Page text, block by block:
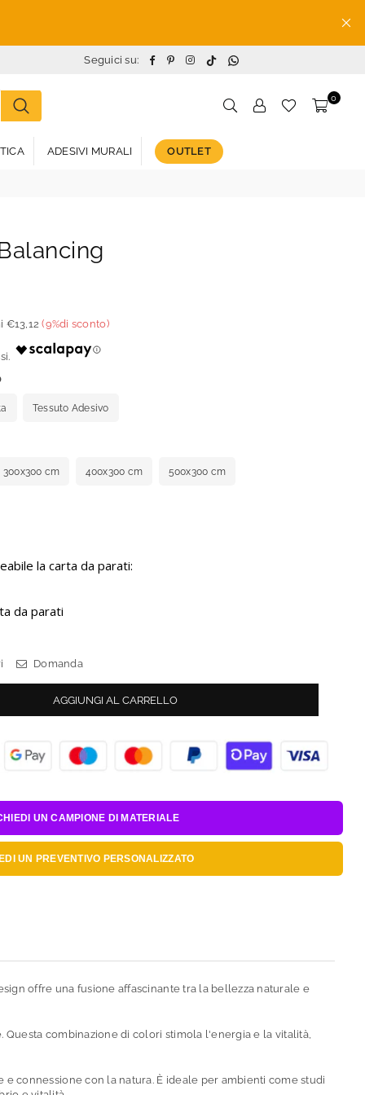
Seguici su: Facebook
PinterestInstagram
TikTokWhatsapp
0
ADESIVI MURALI OUTLET
€13,12(9%di sconto)
Tessuto Adesivo
300x300 cm 400x300 cm 500x300 cm
la carta da parati:
da parati
Domanda
AGGIUNGI AL CARRELLO
UNCAMPIONE DI MATERIALE
UN PREVENTIVO PERSONALIZZATO
offre una fusione affascinante tra la bellezza naturale e
combinazione di colori stimola l'energia e la vitalità,
connessione con la natura. È ideale per ambienti come studi